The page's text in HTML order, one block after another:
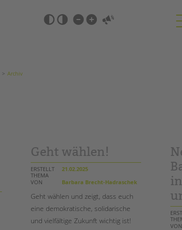
Barrierefrei-
Einstellungen
überspringen
BETREUTES WOHNEN
TANDEM BTL AKADEMIE
Zertfikatskurse
Seminarkalender
Seminarräume
Gesellschafter VdK
schoolcoach BTL
tandem
Archiv
Geht wählen!
ERSTELLT
21.02.2025
THEMA
VON
Barbara Brecht-Hadraschek
Geht wählen und zeigt, dass euch
eine demokratische, solidarische
und vielfältige Zukunft wichtig ist!
VON